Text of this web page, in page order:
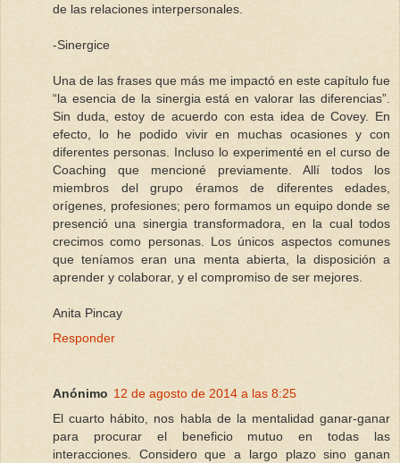
de las relaciones interpersonales.
-Sinergice
Una de las frases que más me impactó en este capítulo fue
“la esencia de la sinergia está en valorar las diferencias”.
Sin duda, estoy de acuerdo con esta idea de Covey. En
efecto, lo he podido vivir en muchas ocasiones y con
diferentes personas. Incluso lo experimenté en el curso de
Coaching que mencioné previamente. Allí todos los
miembros del grupo éramos de diferentes edades,
orígenes, profesiones; pero formamos un equipo donde se
presenció una sinergia transformadora, en la cual todos
crecimos como personas. Los únicos aspectos comunes
que teníamos eran una menta abierta, la disposición a
aprender y colaborar, y el compromiso de ser mejores.
Anita Pincay
Responder
Anónimo 12 de agosto de 2014 a las 8:25
El cuarto hábito, nos habla de la mentalidad ganar-ganar
para procurar el beneficio mutuo en todas las
interacciones. Considero que a largo plazo sino ganan